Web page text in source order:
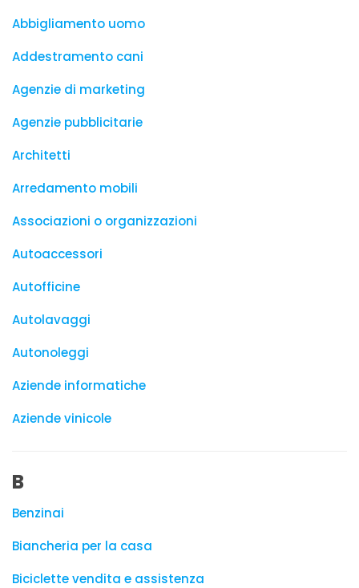
Abbigliamento uomo
Addestramento cani
Agenzie di marketing
Agenzie pubblicitarie
Architetti
Arredamento mobili
Associazioni o organizzazioni
Autoaccessori
Autofficine
Autolavaggi
Autonoleggi
Aziende informatiche
Aziende vinicole
B
Benzinai
Biancheria per la casa
Biciclette vendita e assistenza